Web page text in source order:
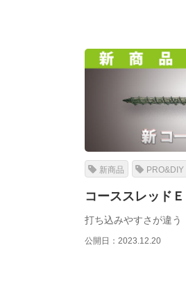
新商品 PRO&DIY
コーススレッドＥ
打ち込みやすさが違う
公開日：2023.12.20